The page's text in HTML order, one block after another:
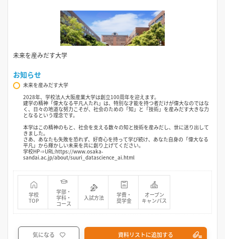
未来を産みだす大学
お知らせ
未来を産みだす大学
2028年、学校法人大阪産業大学は創立100周年を迎えます。
建学の精神「偉大なる平凡人たれ」は、特別な才能を持つ者だけが偉大なのではな
く、日々の地道な努力こそが、社会のための「知」と「技術」を産みだす大きな力
となるという理念です。
本学はこの精神のもと、社会を支える数々の知と技術を産みだし、世に送り出して
きました。
さあ、あなたも失敗を恐れず、好奇心を持って学び続け、あなた自身の「偉大なる
平凡」から輝かしい未来を共に創り上げてください。
学校HP⇒URL:https://www.osaka-
sandai.ac.jp/about/suuri_datascience_ai.html
学校
TOP
学部・
学科・
コース
入試方法
学費・
奨学金
オープン
キャンパス
気になる 資料リストに追加する